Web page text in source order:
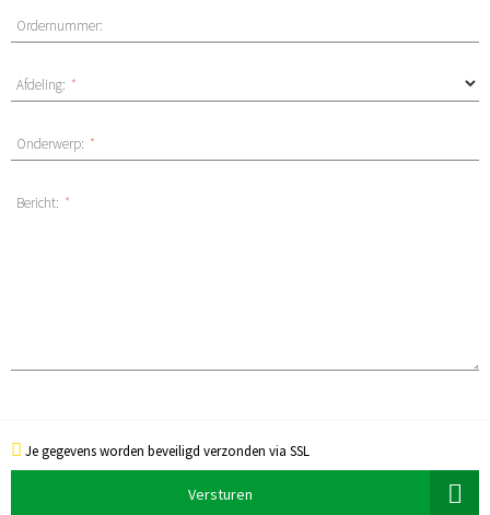
Ordernummer:
Afdeling: *
Onderwerp: *
Bericht: *
Je gegevens worden beveiligd verzonden via SSL
Versturen